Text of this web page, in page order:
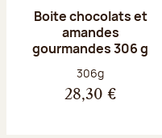
Boite chocolats et
amandes
gourmandes 306 g
Poids net :
306g
28,30 €